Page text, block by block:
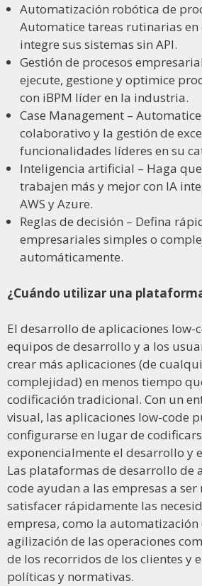
Automatización robótica de
Automatice tareas rutinarias en
integre sus sistemas sin API.
Gestión de procesos
ejecute, gestione y optimice
con iBPM líder en la industria.
Case Management –
colaborativo y la gestión de
funcionalidades líderes en su
Inteligencia artificial – Haga
trabajen más y mejor con IA
AWS y Azure.
Reglas de decisión – Defina
empresariales simples o
automáticamente.
¿Cuándo utilizar una
El desarrollo de aplicaciones low-
equipos de desarrollo y a los
crear más aplicaciones (de
complejidad) en menos tiempo
codificación tradicional. Con un
visual, las aplicaciones low-code
configurarse en lugar de
exponencialmente el desarrollo y
Las plataformas de desarrollo de
code ayudan a las empresas a ser
satisfacer rápidamente las
empresa, como la automatización
agilización de las operaciones
de los recorridos de los clientes y
políticas y normativas.